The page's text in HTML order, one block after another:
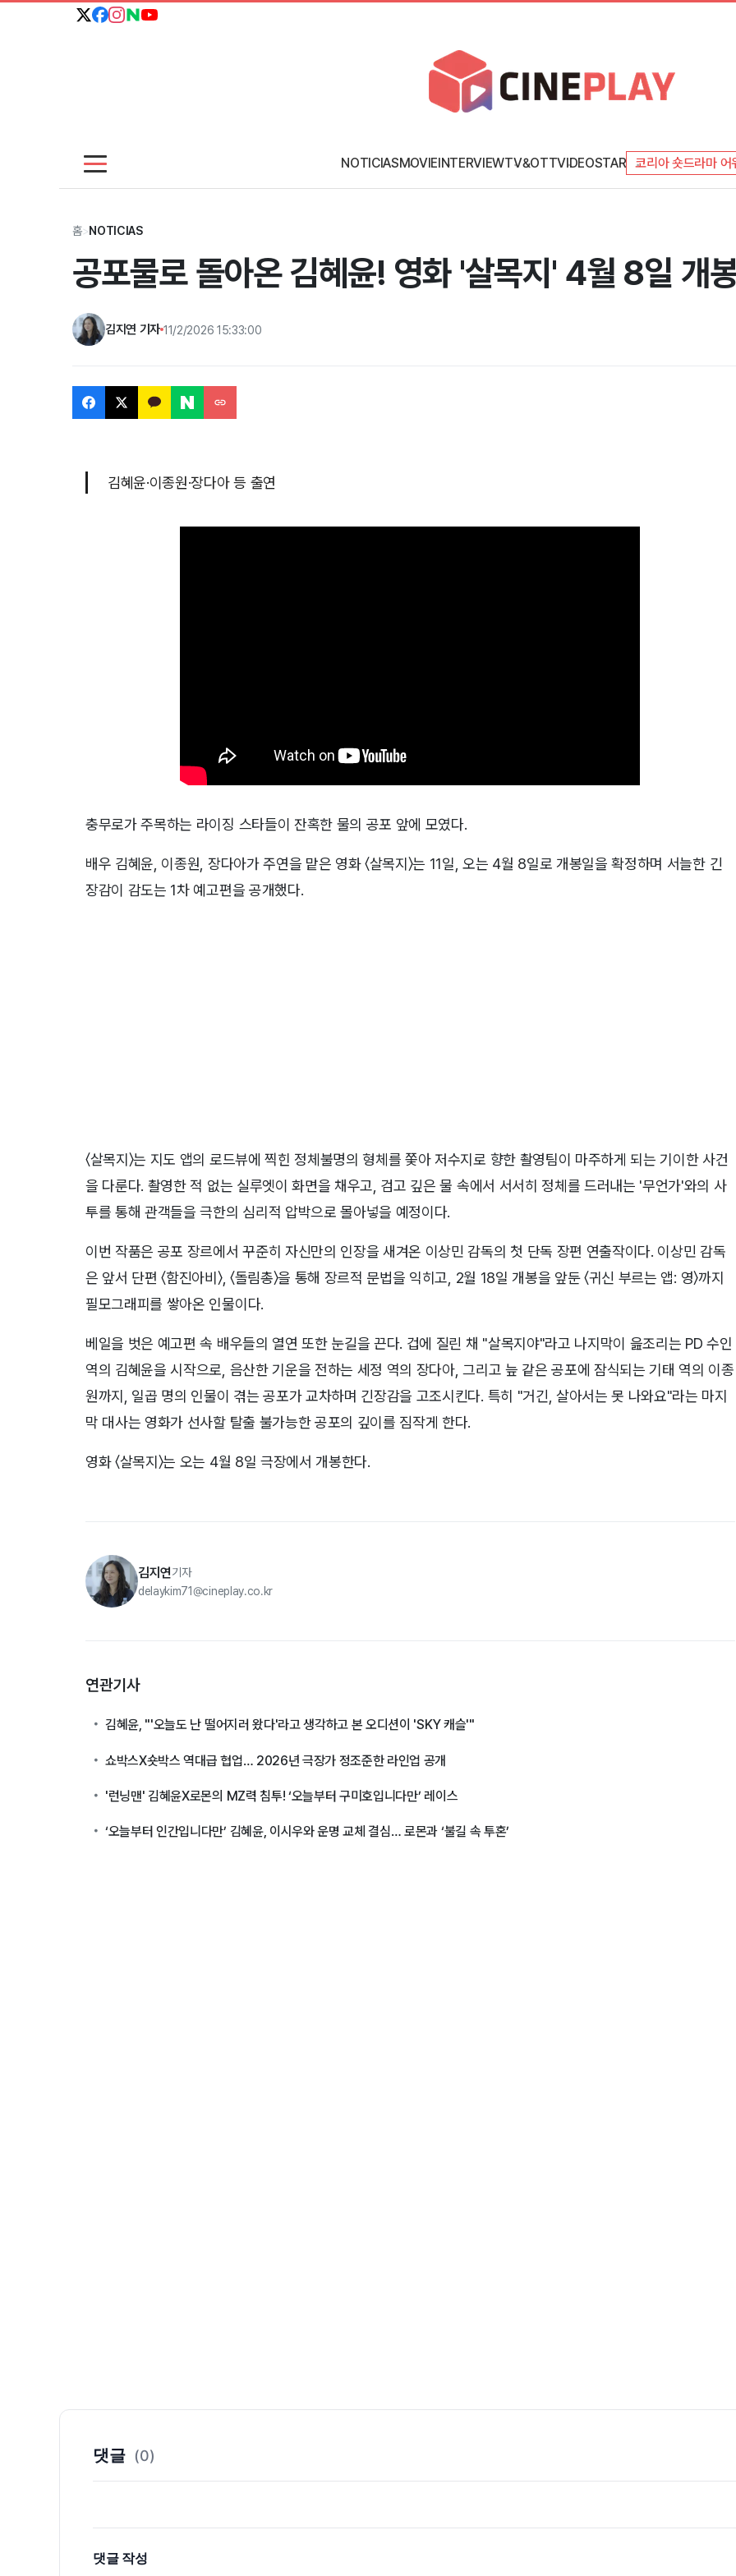
NOTICIASMOVIEINTERVIEWTV&OTTVIDEOSTAR 코리아 숏드라마 어
홈>NOTICIAS
공포물로 돌아온 김혜윤! 영화 '살목지' 4월 8일 개
김지연 기자 11/2/2026 15:33:00
김혜윤·이종원·장다아 등 출연
충무로가 주목하는 라이징 스타들이 잔혹한 물의 공포 앞에 모였다.
배우 김혜윤, 이종원, 장다아가 주연을 맡은 영화 〈살목지〉는 11일, 오는 4월 8일로 개봉일을 확정하며 서늘한 긴
장감이 감도는 1차 예고편을 공개했다.
〈살목지〉는 지도 앱의 로드뷰에 찍힌 정체불명의 형체를 쫓아 저수지로 향한 촬영팀이 마주하게 되는 기이한 사건
을 다룬다. 촬영한 적 없는 실루엣이 화면을 채우고, 검고 깊은 물 속에서 서서히 정체를 드러내는 '무언가'와의 사
투를 통해 관객들을 극한의 심리적 압박으로 몰아넣을 예정이다.
이번 작품은 공포 장르에서 꾸준히 자신만의 인장을 새겨온 이상민 감독의 첫 단독 장편 연출작이다. 이상민 감독
은 앞서 단편 〈함진아비〉, 〈돌림총〉을 통해 장르적 문법을 익히고, 2월 18일 개봉을 앞둔 〈귀신 부르는 앱: 영〉까지
필모그래피를 쌓아온 인물이다.
베일을 벗은 예고편 속 배우들의 열연 또한 눈길을 끈다. 겁에 질린 채 "살목지야"라고 나지막이 읊조리는 PD 수인
역의 김혜윤을 시작으로, 음산한 기운을 전하는 세정 역의 장다아, 그리고 늪 같은 공포에 잠식되는 기태 역의 이종
원까지, 일곱 명의 인물이 겪는 공포가 교차하며 긴장감을 고조시킨다. 특히 "거긴, 살아서는 못 나와요"라는 마지
막 대사는 영화가 선사할 탈출 불가능한 공포의 깊이를 짐작게 한다.
영화 〈살목지〉는 오는 4월 8일 극장에서 개봉한다.
김지연기자
delaykim71@cineplay.co.kr
연관기사
김혜윤, "'오늘도 난 떨어지러 왔다'라고 생각하고 본 오디션이 'SKY 캐슬'"
쇼박스X숏박스 역대급 협업… 2026년 극장가 정조준한 라인업 공개
'런닝맨' 김혜윤X로몬의 MZ력 침투! ‘오늘부터 구미호입니다만’ 레이스
‘오늘부터 인간입니다만’ 김혜윤, 이시우와 운명 교체 결심… 로몬과 ‘불길 속 투혼’
댓글 (0)
댓글 작성